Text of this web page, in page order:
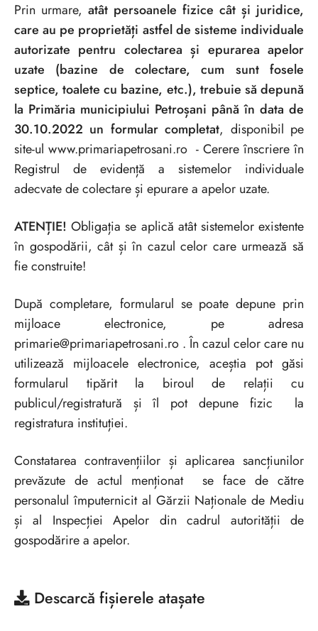
Prin urmare, atât persoanele fizice cât și juridice,
care au pe proprietăți astfel de sisteme individuale
autorizate pentru colectarea și epurarea apelor
uzate (bazine de colectare, cum sunt fosele
septice, toalete cu bazine, etc.), trebuie să depună
la Primăria municipiului Petroșani până în data de
30.10.2022 un formular completat, disponibil pe
site-ul www.primariapetrosani.ro - Cerere înscriere în
Registrul de evidență a sistemelor individuale
adecvate de colectare și epurare a apelor uzate.
ATENȚIE! Obligația se aplică atât sistemelor existente
în gospodării, cât și în cazul celor care urmează să
fie construite!
După completare, formularul se poate depune prin
mijloace electronice, pe adresa
primarie@primariapetrosani.ro . În cazul celor care nu
utilizează mijloacele electronice, aceștia pot găsi
formularul tipărit la biroul de relații cu
publicul/registratură și îl pot depune fizic la
registratura instituției.
Constatarea contravențiilor și aplicarea sancțiunilor
prevăzute de actul menționat se face de către
personalul împuternicit al Gărzii Naționale de Mediu
și al Inspecției Apelor din cadrul autorității de
gospodărire a apelor.
Descarcă fișierele atașate